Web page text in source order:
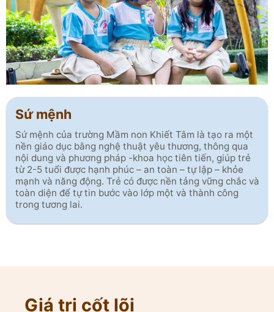
Sứ mệnh
Sứ mệnh của trường Mầm non Khiết Tâm là tạo ra một
nền giáo dục bằng nghệ thuật yêu thương, thông qua
nội dung và phương pháp -khoa học tiên tiến, giúp trẻ
từ 2-5 tuổi được hạnh phúc – an toàn – tự lập – khỏe
mạnh và năng động. Trẻ có được nền tảng vững chắc và
toàn diện để tự tin bước vào lớp một và thành công
trong tương lai.
Giá trị cốt lõi